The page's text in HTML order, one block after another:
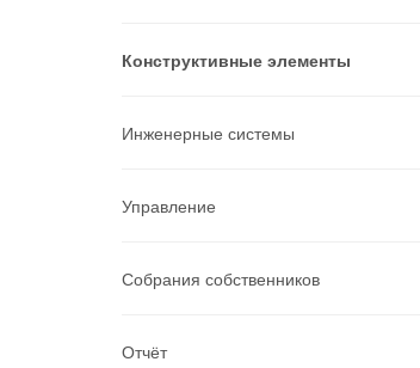
Конструктивные элементы
Инженерные системы
Управление
Собрания собственников
Отчёт